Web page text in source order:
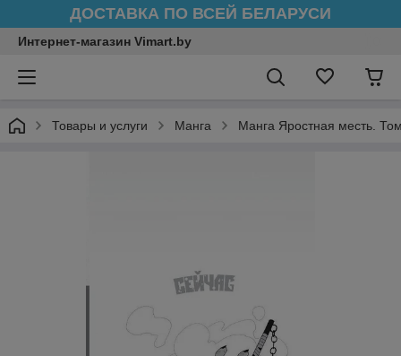
ДОСТАВКА ПО ВСЕЙ БЕЛАРУСИ
Интернет-магазин Vimart.by
Товары и услуги Манга Манга Яростная месть.